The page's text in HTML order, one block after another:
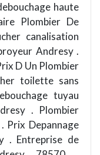
haute
Plombier De
canalisation
Andresy .
D Un Plombier
toilette sans
tuyau
. Plombier
Prix Depannage
. Entreprise de